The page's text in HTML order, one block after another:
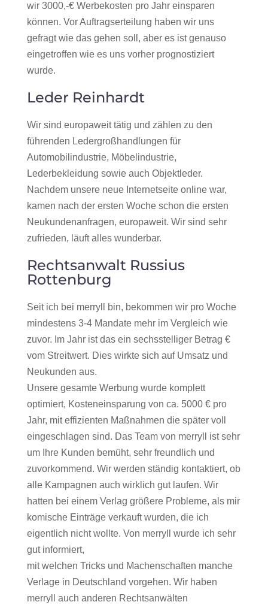
wir 3000,-€ Werbekosten pro Jahr einsparen
können. Vor Auftragserteilung haben wir uns
gefragt wie das gehen soll, aber es ist genauso
eingetroffen wie es uns vorher prognostiziert
wurde.
Leder Reinhardt
Wir sind europaweit tätig und zählen zu den
führenden Ledergroßhandlungen für
Automobilindustrie, Möbelindustrie,
Lederbekleidung sowie auch Objektleder.
Nachdem unsere neue Internetseite online war,
kamen nach der ersten Woche schon die ersten
Neukundenanfragen, europaweit. Wir sind sehr
zufrieden, läuft alles wunderbar.
Rechtsanwalt Russius
Rottenburg
Seit ich bei merryll bin, bekommen wir pro Woche
mindestens 3-4 Mandate mehr im Vergleich wie
zuvor. Im Jahr ist das ein sechsstelliger Betrag €
vom Streitwert. Dies wirkte sich auf Umsatz und
Neukunden aus.
Unsere gesamte Werbung wurde komplett
optimiert, Kosteneinsparung von ca. 5000 € pro
Jahr, mit effizienten Maßnahmen die später voll
eingeschlagen sind. Das Team von merryll ist sehr
um Ihre Kunden bemüht, sehr freundlich und
zuvorkommend. Wir werden ständig kontaktiert, ob
alle Kampagnen auch wirklich gut laufen. Wir
hatten bei einem Verlag größere Probleme, als mir
komische Einträge verkauft wurden, die ich
eigentlich nicht wollte. Von merryll wurde ich sehr
gut informiert,
mit welchen Tricks und Machenschaften manche
Verlage in Deutschland vorgehen. Wir haben
merryll auch anderen Rechtsanwälten